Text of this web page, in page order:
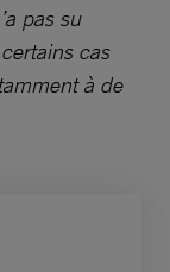
pas su
cas
à de